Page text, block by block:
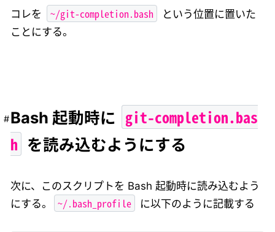
コレを ~/git-completion.bash
という位置に置いた
ことにする。
Bash 起動時に git-completion.bas
h を読み込むようにする
次に、このスクリプトを Bash 起動時に読み込むよう
にする。
~/.bash_profile に以下のように記載する